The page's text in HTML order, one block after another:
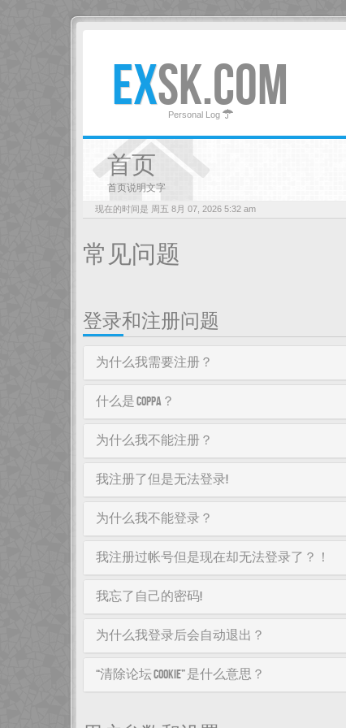
EXSK.COM
Personal Log
首页
首页说明文字
现在的时间是 周五 8月 07, 2026 5:32 am
常见问题
登录和注册问题
为什么我需要注册？
什么是 COPPA？
为什么我不能注册？
我注册了但是无法登录!
为什么我不能登录？
我注册过帐号但是现在却无法登录了？！
我忘了自己的密码!
为什么我登录后会自动退出？
“清除论坛 cookie” 是什么意思？